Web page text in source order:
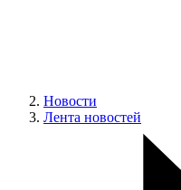
Новости
Лента новостей